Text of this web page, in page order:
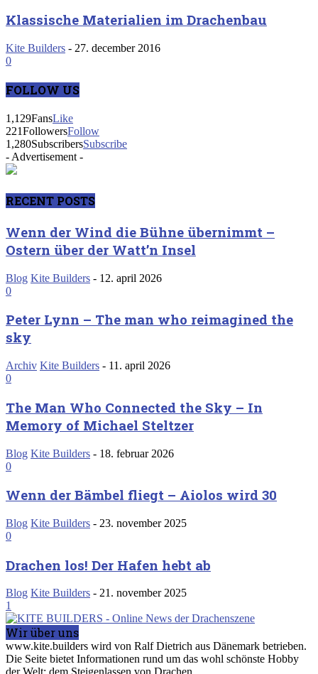
Klassische Materialien im Drachenbau
Kite Builders - 27. december 2016
0
FOLLOW US
1,129FansLike
221FollowersFollow
1,280SubscribersSubscribe
- Advertisement -
RECENT POSTS
Wenn der Wind die Bühne übernimmt –
Ostern über der Watt’n Insel
Blog Kite Builders - 12. april 2026
0
Peter Lynn – The man who reimagined the
sky
Archiv Kite Builders - 11. april 2026
0
The Man Who Connected the Sky – In
Memory of Michael Steltzer
Blog Kite Builders - 18. februar 2026
0
Wenn der Bämbel fliegt – Aiolos wird 30
Blog Kite Builders - 23. november 2025
0
Drachen los! Der Hafen hebt ab
Blog Kite Builders - 21. november 2025
1
Wir über uns
www.kite.builders wird von Ralf Dietrich aus Dänemark betrieben.
Die Seite bietet Informationen rund um das wohl schönste Hobby